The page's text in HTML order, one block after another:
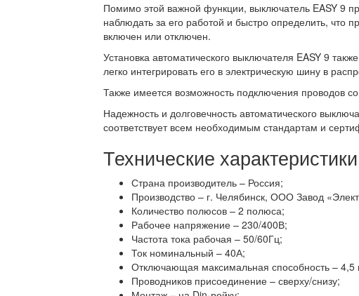
Помимо этой важной функции, выключатель EASY 9
наблюдать за его работой и быстро определить, что
включен или отключен.
Установка автоматического выключателя EASY 9
легко интегрировать его в электрическую шину в
Также имеется возможность подключения проводов
Надежность и долговечность автоматического
соответствует всем необходимым стандартам и
Технические характеристики
Страна производитель – Россия;
Производство – г. Челябинск, ООО Завод
Количество полюсов – 2 полюса;
Рабочее напряжение – 230/400В;
Частота тока рабочая – 50/60Гц;
Ток номинальный – 40А;
Отключающая максимальная способность – 4,5
Проводников присоединение – сверху/снизу;